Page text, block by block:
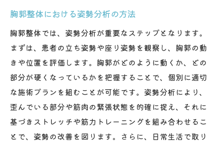
胸郭整体における姿勢分析の方法
胸郭整体では、姿勢分析が重要なステップとなります。
まずは、患者の立ち姿勢や座り姿勢を観察し、胸郭の動
きや位置を評価します。胸郭がどのように動くか、どの
部分が硬くなっているかを把握することで、個別に適切
な施術プランを組むことが可能です。姿勢分析により、
歪んでいる部分や筋肉の緊張状態を的確に捉え、それに
基づきストレッチや筋力トレーニングを組み合わせるこ
とで、姿勢の改善を図ります。さらに、日常生活で取り